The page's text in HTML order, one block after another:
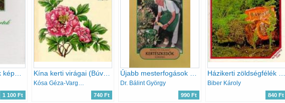
1 100 Ft
Kína kerti virágai (Búvár zsebkönyv)
740 Ft
Dr. Bálint György
990 Ft
Biber Károly
840 Ft